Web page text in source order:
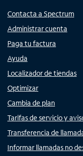
Contacta a Spectrum
Administrar cuenta
Paga tu factura
Ayuda
Localizador de tiendas
Optimizar
Cambia de plan
Tarifas de servicio y
Transferencia de
Informar llamadas no